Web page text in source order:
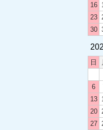
16
23
30
日
6
13
20
27